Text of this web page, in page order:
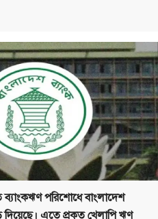
পরিশোধে বাংলাদেশ
এতে প্রকৃত খেলাপি ঋণ